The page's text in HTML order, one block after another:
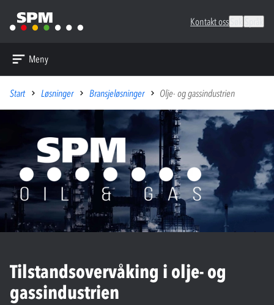
Kontakt oss
Meny
Start Løsninger Bransjeløsninger Olje- og gassindustrien
Tilstandsovervåking i olje- og
gassindustrien